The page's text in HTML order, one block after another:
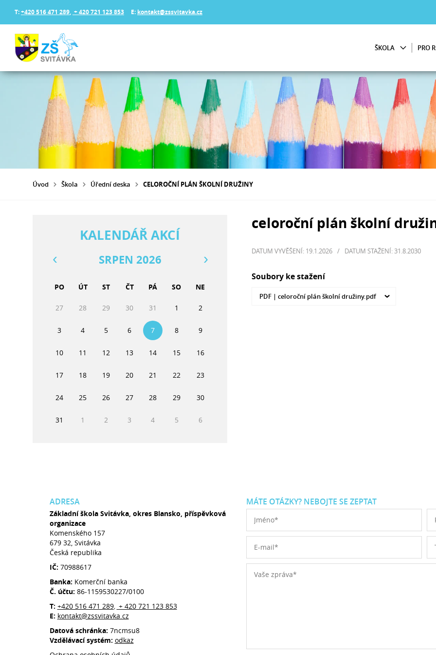
T:+420 516 471 289, + 420 721 123 853 E: kontakt@zssvitavka.cz
ŠKOLA PRO
Úvod Škola Úřední deska CELOROČNÍ PLÁN ŠKOLNÍ DRUŽINY
celoroční plán školní
DATUM VYVĚŠENÍ: 19.1.2026 / DATUM STAŽENÍ: 31.8.2030
Soubory ke stažení
PDF |celoroční plán školní družiny.pdf
KALENDÁŘ AKCÍ
SRPEN 2026
PO ÚT ST ČT PÁ SO NE
27 28 29 30 31 1 2
3 4 5 6 7 8 9
10 11 12 13 14 15 16
17 18 19 20 21 22 23
24 25 26 27 28 29 30
31 1 2 3 4 5 6
ADRESA
Základní škola Svitávka, okres Blansko, příspěvková
organizace
Komenského 157
679 32, Svitávka
Česká republika
IČ: 70988617
Banka: Komerční banka
Č. účtu: 86-1159530227/0100
T: +420 516 471 289, + 420 721 123 853
E: kontakt@zssvitavka.cz
Datová schránka: 7ncmsu8
Vzdělávací systém: odkaz
MÁTE OTÁZKY? NEBOJTE SE ZEPTAT